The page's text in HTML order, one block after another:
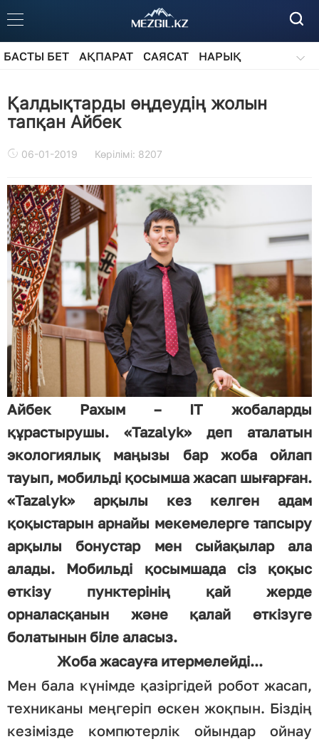
БАСТЫ БЕТ АҚПАРАТ САЯСАТ
НАРЫҚ
Қалдықтарды өңдеудің жолын
тапқан Айбек
06-01-2019 Көрілімі: 8207
Айбек Рахым – ІТ жобаларды
құрастырушы. «Tazalyk» деп аталатын
экологиялық маңызы бар жоба ойлап
тауып, мобильді қосымша жасап шығарған.
«Tazalyk» арқылы кез келген адам
қоқыстарын арнайы мекемелерге тапсыру
арқылы бонустар мен сыйақылар ала
алады. Мобильді қосымшада сіз қоқыс
өткізу пунктерінің қай жерде
орналасқанын және қалай өткізуге
болатынын біле аласыз.
Жоба жасауға итермелейді...
Мен бала күнімде қазіргідей робот жасап,
техниканы меңгеріп өскен жоқпын. Біздің
кезімізде компютерлік ойындар ойнау